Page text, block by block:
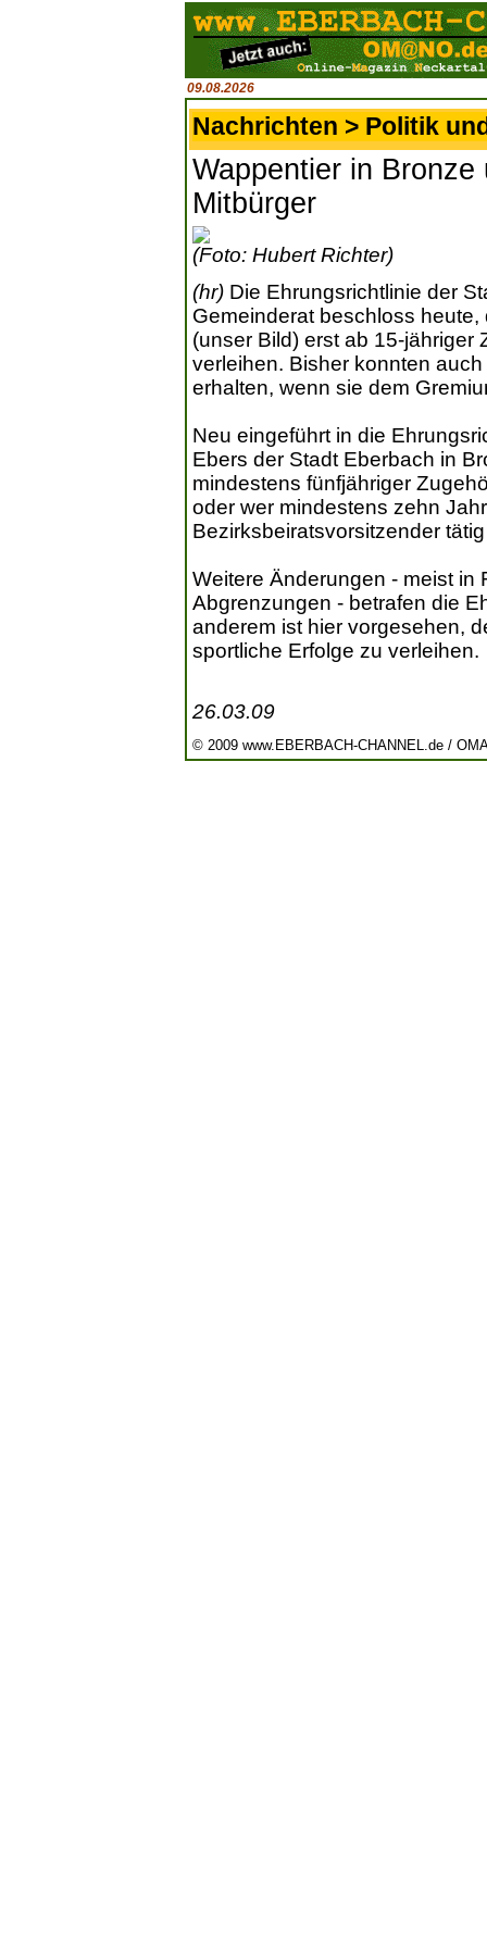
09.08.2026
Nachrichten > Politik
Wappentier in
Mitbürger
(Foto: Hubert Richter)
(hr) Die Ehrungsrichtlinie der
Gemeinderat beschloss
(unser Bild) erst ab 15-jähriger
verleihen. Bisher konnten
erhalten, wenn sie dem
Neu eingeführt in die
Ebers der Stadt Eberbach in
mindestens fünfjähriger
oder wer mindestens zehn
Bezirksbeiratsvorsitzender
Weitere Änderungen - meist in
Abgrenzungen - betrafen die
anderem ist hier vorgesehen,
sportliche Erfolge zu verleihen.
26.03.09
© 2009 www.EBERBACH-CHANNEL.de /